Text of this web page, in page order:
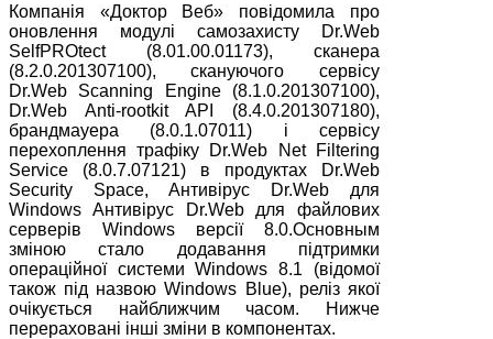
Компанія «Доктор Веб» повідомила про
оновлення модулі самозахисту Dr.Web
SelfPROtect (8.01.00.01173), сканера
(8.2.0.201307100), скануючого сервісу
Dr.Web Scanning Engine (8.1.0.201307100),
Dr.Web Anti-rootkit API (8.4.0.201307180),
брандмауера (8.0.1.07011) і сервісу
перехоплення трафіку Dr.Web Net Filtering
Service (8.0.7.07121) в продуктах Dr.Web
Security Space, Антивірус Dr.Web для
Windows Антивірус Dr.Web для файлових
серверів Windows версії 8.0.Основным
зміною стало додавання підтримки
операційної системи Windows 8.1 (відомої
також під назвою Windows Blue), реліз якої
очікується найближчим часом. Нижче
перераховані інші зміни в компонентах.